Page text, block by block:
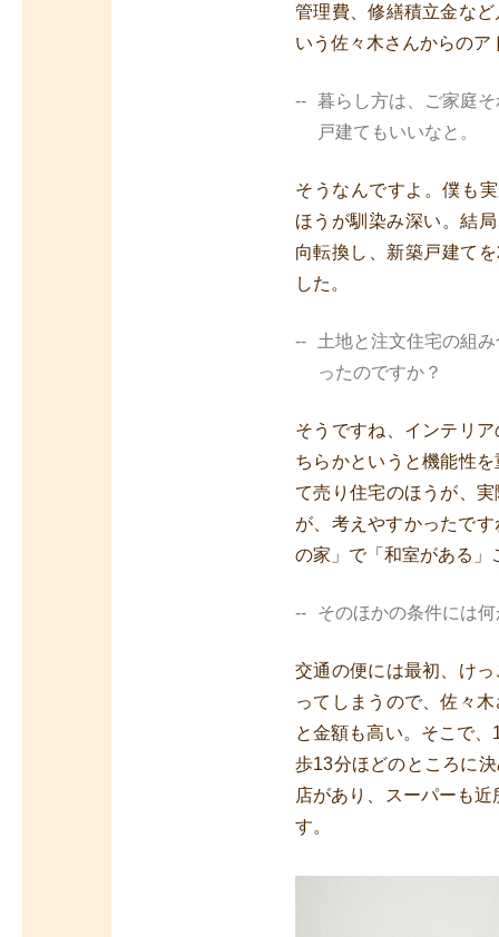
管理費、修繕積立金な
いう佐々木さんからの
暮らし方は、ご家庭
戸建てもいいなと。
そうなんですよ。僕も
ほうが馴染み深い。結
向転換し、新築戸建て
した。
土地と注文住宅の組
ったのですか？
そうですね、インテリ
ちらかというと機能性
て売り住宅のほうが、
が、考えやすかったで
の家」で「和室がある」
そのほかの条件には
交通の便には最初、け
ってしまうので、佐々
と金額も高い。そこで
歩13分ほどのところに
店があり、スーパーも
す。